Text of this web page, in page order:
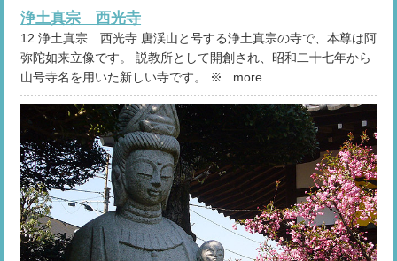
浄土真宗 西光寺
12.浄土真宗 西光寺 唐渓山と号する浄土真宗の寺で、本尊は阿
弥陀如来立像です。 説教所として開創され、昭和二十七年から
山号寺名を用いた新しい寺です。 ※...more